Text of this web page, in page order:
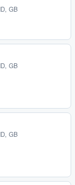
GB
GB
GB